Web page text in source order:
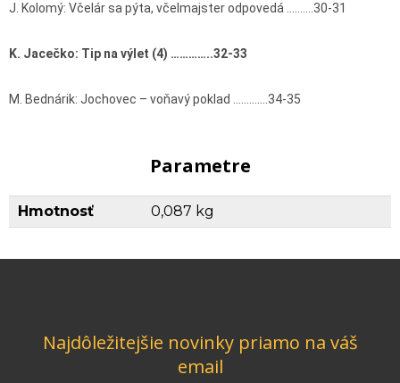
J. Kolomý: Včelár sa pýta, včelmajster odpovedá ……….30-31
K. Jacečko: Tip na výlet (4) …………..32-33
M. Bednárik: Jochovec – voňavý poklad ………….34-35
Parametre
Hmotnosť 0,087 kg
Najdôležitejšie novinky priamo na váš
email